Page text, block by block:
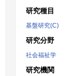
研究種目
基盤研究(C)
研究分野
社会福祉学
研究機関